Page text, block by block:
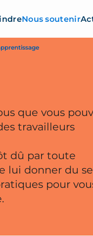
Nous soutenir
que vous
travailleurs
dû par toute
lui donner du
pour